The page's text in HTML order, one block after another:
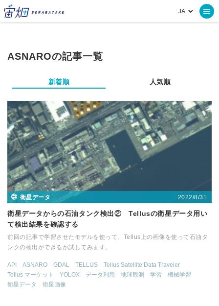
ASNAROの記事一覧
新着順 人気順
衛星データ 2022/8/31
衛星データからの石油タンク検出② Tellusの衛星データ用い
て検出結果を確認する
前回の記事で学習させたモデルを使って、Tellus上の画像を使って石油タ
ンクの検出ができるか試してみます。
API ASNARO GDAL TELLUS
Tellus Satellite Data Traveler
Tellus マーケット
YOLOX データ利用 地球観測 学習
機械学習
衛星データ
衛星画像